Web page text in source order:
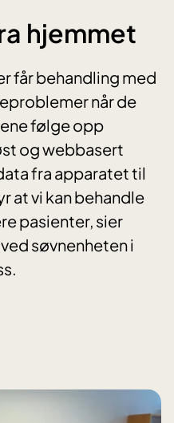
hjemmet
får behandling med
når de
følge opp
og webbasert
fra apparatet til
at vi kan behandle
pasienter, sier
søvnenheten i